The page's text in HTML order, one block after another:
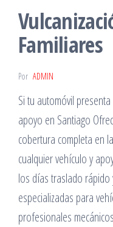
Familiares
Por ADMIN
Si tu automóvil
apoyo en Santiago
cobertura completa en
cualquier vehículo y
los días traslado
especializadas para
profesionales